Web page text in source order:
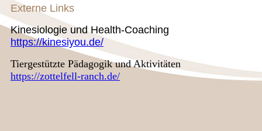
Externe Links
Kinesiologie und Health-Coaching
https://kinesiyou.de/
Tiergestützte Pädagogik und Aktivitäten
https://zottelfell-ranch.de/